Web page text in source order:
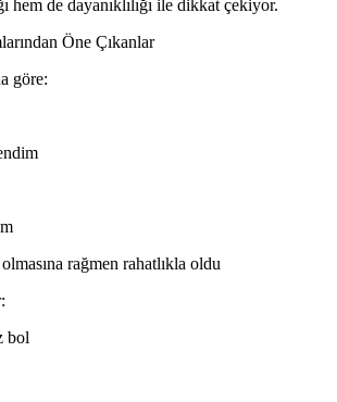
hem de dayanıklılığı ile dikkat çekiyor.
Öne Çıkanlar
göre:
rağmen rahatlıkla oldu
bol